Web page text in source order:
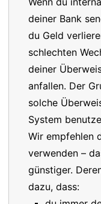
deiner Bank
du Geld
schlechten
deiner
anfallen. Der
solche
System
Wir empfehlen
verwenden –
günstiger.
dazu, dass: